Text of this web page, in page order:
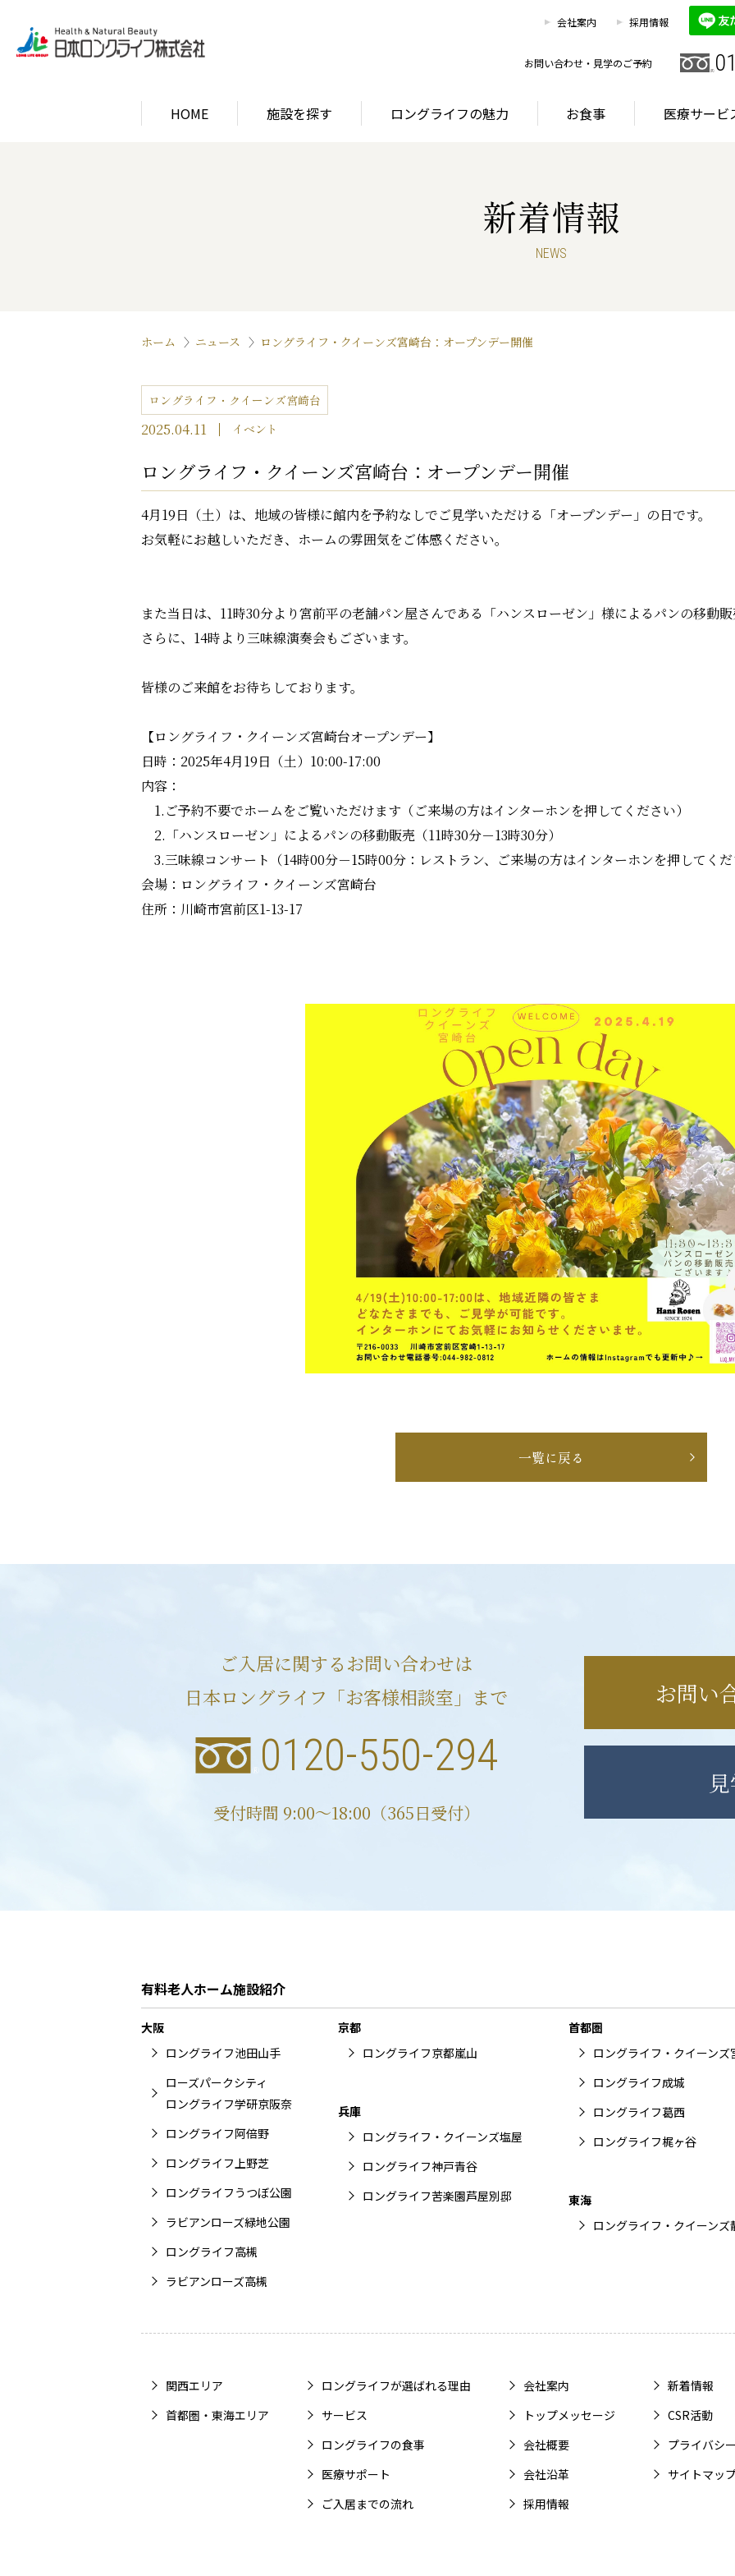
会社案内 採用情報
お問い合わせ・見学のご予約
HOME 施設を探す ロングライフの魅力 お食事 医療サービ
お客様相談室
首都圏・東海エリア
ロングライフの魅力
ロングライフが選ばれる理由 サービス
新着情報
NEWS
ホーム ニュース ロングライフ・クイーンズ宮崎台：オープンデー開催
ロングライフ・クイーンズ宮崎台
2025.04.11 イベント
ロングライフ・クイーンズ宮崎台：オープンデー開催
4月19日（土）は、地域の皆様に館内を予約なしでご見学いただける「オープンデー」の日です。
お気軽にお越しいただき、ホームの雰囲気をご体感ください。
また当日は、11時30分より宮前平の老舗パン屋さんである「ハンスローゼン」様によるパンの移動
さらに、14時より三味線演奏会もございます。
皆様のご来館をお待ちしております。
【ロングライフ・クイーンズ宮崎台オープンデー】
日時：2025年4月19日（土）10:00-17:00
内容：
1.ご予約不要でホームをご覧いただけます（ご来場の方はインターホンを押してください）
2.「ハンスローゼン」によるパンの移動販売（11時30分－13時30分）
3.三味線コンサート（14時00分－15時00分：レストラン、ご来場の方はインターホンを押してく
会場：ロングライフ・クイーンズ宮崎台
住所：川崎市宮前区1-13-17
一覧に戻る
ご入居に関するお問い合わせは
日本ロングライフ「お客様相談室」まで
0120-550-294
受付時間 9:00〜18:00（365日受付）
お問い
有料老人ホーム施設紹介
大阪
ロングライフ池田山手
ローズパークシティ
ロングライフ学研京阪奈
ロングライフ阿倍野
ロングライフ上野芝
ロングライフうつぼ公園
ラビアンローズ緑地公園
ロングライフ高槻
ラビアンローズ高槻
京都
ロングライフ京都嵐山
兵庫
ロングライフ・クイーンズ塩屋
ロングライフ神戸青谷
ロングライフ苦楽園芦屋別邸
首都圏
ロングライフ・クイーンズ
ロングライフ成城
ロングライフ葛西
ロングライフ梶ヶ谷
東海
ロングライフ・クイーンズ
関西エリア
首都圏・東海エリア
ロングライフが選ばれる理由
サービス
ロングライフの食事
医療サポート
ご入居までの流れ
会社案内
トップメッセージ
会社概要
会社沿革
採用情報
新着情報
CSR活動
プライバシ
サイトマッ